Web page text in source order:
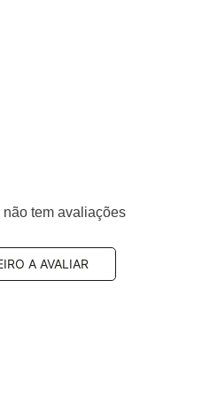
425423, 425475,
1617282980,
tem avaliações
A AVALIAR